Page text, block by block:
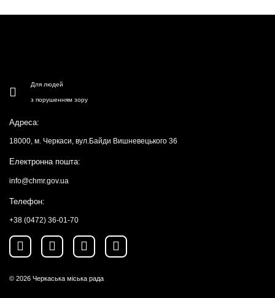
Для людей
з порушенням зору
Адреса:
18000, м. Черкаси, вул.Байди Вишневецького 36
Електронна пошта:
info@chmr.gov.ua
Телефон:
+38 (0472) 36-01-70
© 2026 Черкаська міська рада